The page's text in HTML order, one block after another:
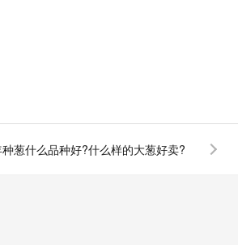
种葱什么品种好?什么样的大葱好卖?